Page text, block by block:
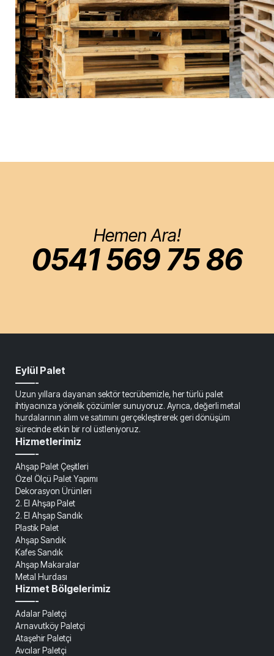
Hemen Ara!
0541 569 75 86
Eylül Palet
——-
Uzun yıllara dayanan sektör tecrübemizle, her türlü palet
ihtiyacınıza yönelik çözümler sunuyoruz. Ayrıca, değerli metal
hurdalarının alım ve satımını gerçekleştirerek geri dönüşüm
sürecinde etkin bir rol üstleniyoruz.
Hizmetlerimiz
——-
Ahşap Palet Çeşitleri
Özel Ölçü Palet Yapımı
Dekorasyon Ürünleri
2. El Ahşap Palet
2. El Ahşap Sandık
Plastik Palet
Ahşap Sandık
Kafes Sandık
Ahşap Makaralar
Metal Hurdası
Hizmet Bölgelerimiz
——-
Adalar Paletçi
Arnavutköy Paletçi
Ataşehir Paletçi
Avcılar Paletçi